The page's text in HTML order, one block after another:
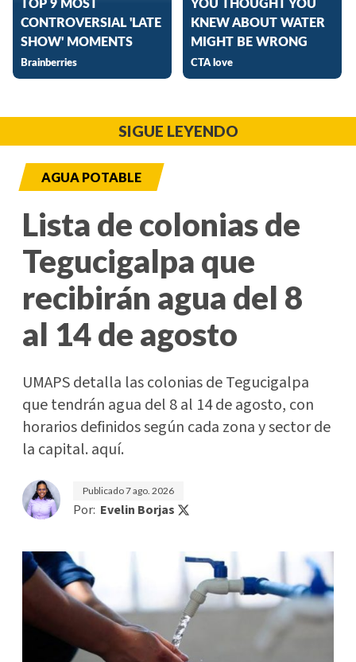
SIGUE LEYENDO
AGUA POTABLE
Lista de colonias de
Tegucigalpa que
recibirán agua del 8
al 14 de agosto
UMAPS detalla las colonias de Tegucigalpa
que tendrán agua del 8 al 14 de agosto, con
horarios definidos según cada zona y sector de
la capital. aquí.
Publicado7 ago. 2026
Por: Evelin Borjas